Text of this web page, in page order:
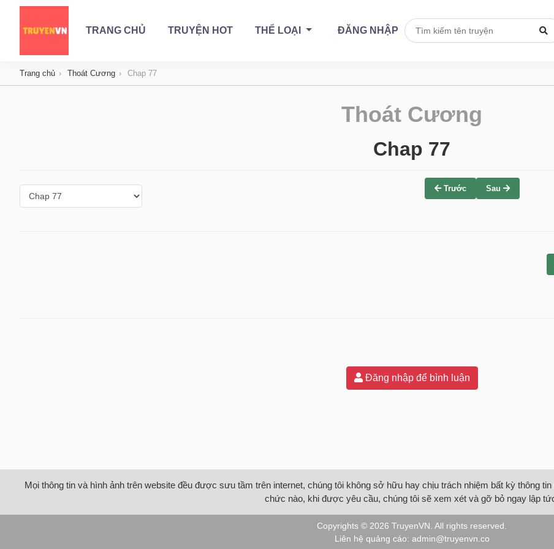
TRANG CHỦ TRUYỆN HOT THỂ LOẠI ĐĂNG NHẬP
Trang chủ Thoát Cương Chap 77
Thoát Cương
Chap 77
Trước Sau
Đăng nhập để bình luận
Mọi thông tin và hình ảnh trên website đều được sưu tầm trên internet, chúng tôi không sở hữu hay chịu trách nhiệm bất kỳ thông
chức nào, khi được yêu cầu, chúng tôi sẽ xem xét và gỡ bỏ ngay lập
Copyrights © 2026 TruyenVN . All rights reserved.
Liên hệ quảng cáo: admin@truyenvn.co